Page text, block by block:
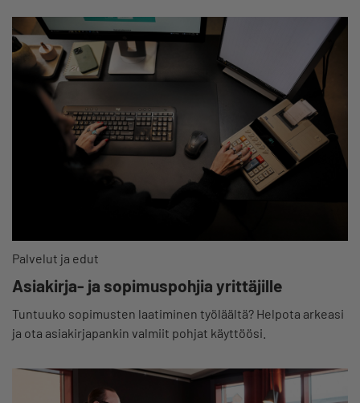
Palvelut ja edut
Asiakirja- ja sopimuspohjia yrittäjille
Tuntuuko sopimusten laatiminen työläältä? Helpota arkeasi
ja ota asiakirjapankin valmiit pohjat käyttöösi.